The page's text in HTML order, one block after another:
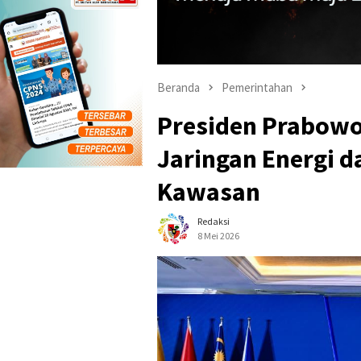
Beranda Pemerintahan
Presiden
Jaringan Energi
Kawasan
Redaksi
8 Mei 2026